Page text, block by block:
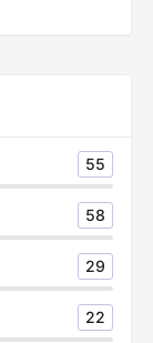
55
58
29
22